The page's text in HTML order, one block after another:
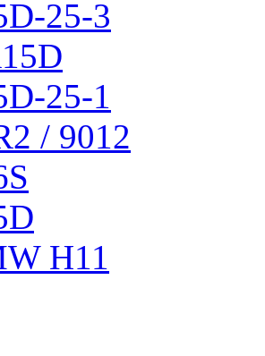
25-3
25-1
/ 9012
H11